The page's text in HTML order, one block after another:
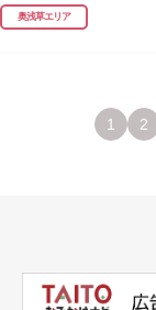
奥浅草エリア
1 2